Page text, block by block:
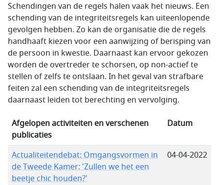
Schendingen van de regels halen vaak het nieuws. Een
schending van de integriteitsregels kan uiteenlopende
gevolgen hebben. Zo kan de organisatie die de regels
handhaaft kiezen voor een aanwijzing of berisping van
de persoon in kwestie. Daarnaast kan ervoor gekozen
worden de overtreder te schorsen, op non-actief te
stellen of zelfs te ontslaan. In het geval van strafbare
feiten zal een schending van de integriteitsregels
daarnaast leiden tot berechting en vervolging.
Afgelopen activiteiten en verschenen
publicaties
Datum
Actualiteitendebat: Omgangsvormen in
de Tweede Kamer: 'Zullen we het een
beetje chic houden?'
04-04-2022